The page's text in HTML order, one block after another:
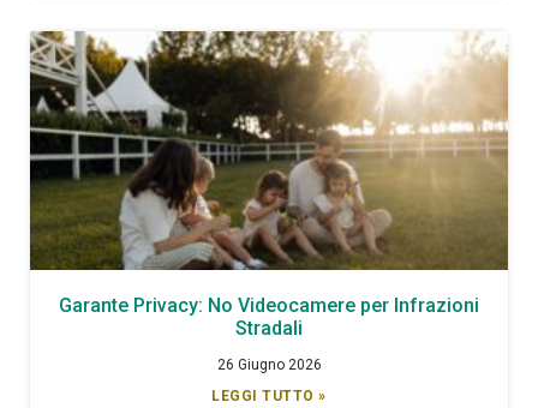
Garante Privacy: No Videocamere per Infrazioni
Stradali
26 Giugno 2026
LEGGI TUTTO »